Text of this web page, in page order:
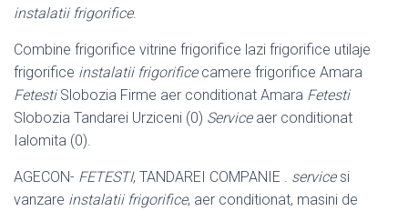
instalatii frigorifice.
Combine frigorifice vitrine frigorifice lazi frigorifice utilaje
frigorifice instalatii frigorificecamere frigorifice Amara
FetestiSlobozia Firme aer conditionat Amara Fetesti
Slobozia Tandarei Urziceni (0) Serviceaer conditionat
Ialomita (0).
AGECON- FETESTI, TANDAREI COMPANIE . servicesi
vanzare instalatii frigorifice, aer conditionat, masini de